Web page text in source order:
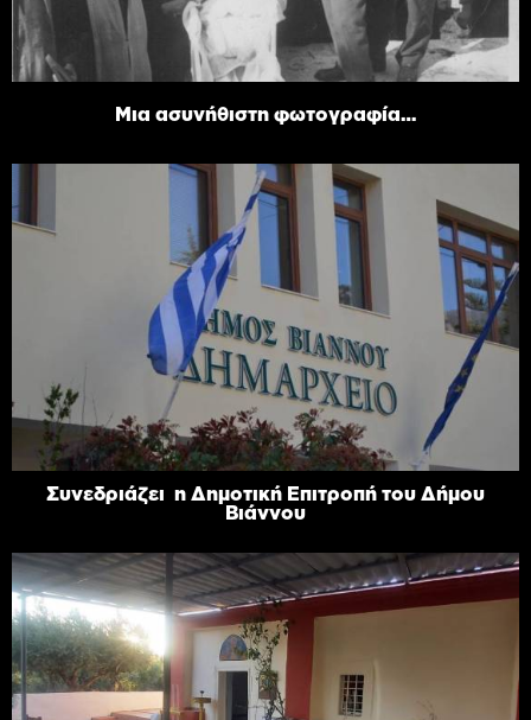
Μια ασυνήθιστη φωτογραφία…
Συνεδριάζει η Δημοτική Επιτροπή του Δήμου
Βιάννου